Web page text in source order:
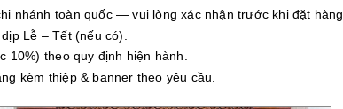
nhánh toàn quốc — vui lòng xác nhận trước khi đặt hàng.
Lễ – Tết (nếu có).
10%) theo quy định hiện hành.
kèm thiệp & banner theo yêu cầu.